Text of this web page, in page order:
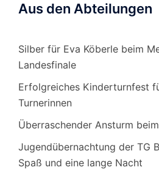
Aus den Abteilungen
Silber für Eva Köberle beim
Landesfinale
Erfolgreiches Kinderturnfest
Turnerinnen
Überraschender Ansturm
Jugendübernachtung der TG
Spaß und eine lange Nacht